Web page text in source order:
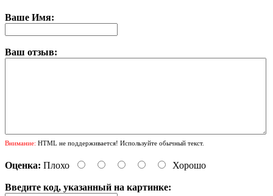
Ваше Имя:
Ваш отзыв:
Внимание: HTML не поддерживается! Используйте обычный текст.
Оценка: Плохо Хорошо
Введите код, указанный на картинке: